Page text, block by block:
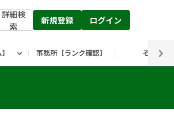
詳細検
索
新規登録 ログイン
事務所【ランク確認】 その他
ィングスHP